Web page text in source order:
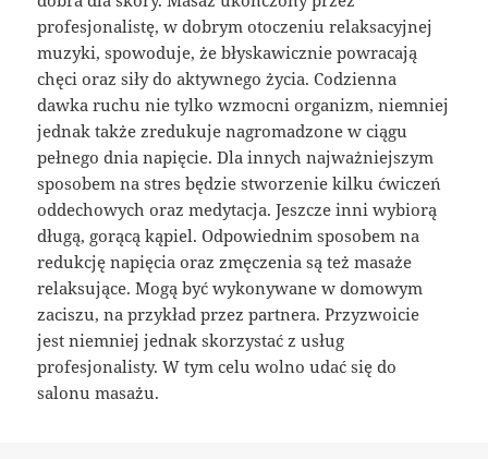
profesjonalistę, w dobrym otoczeniu relaksacyjnej
muzyki, spowoduje, że błyskawicznie powracają
chęci oraz siły do aktywnego życia. Codzienna
dawka ruchu nie tylko wzmocni organizm, niemniej
jednak także zredukuje nagromadzone w ciągu
pełnego dnia napięcie. Dla innych najważniejszym
sposobem na stres będzie stworzenie kilku ćwiczeń
oddechowych oraz medytacja. Jeszcze inni wybiorą
długą, gorącą kąpiel. Odpowiednim sposobem na
redukcję napięcia oraz zmęczenia są też masaże
relaksujące. Mogą być wykonywane w domowym
zaciszu, na przykład przez partnera. Przyzwoicie
jest niemniej jednak skorzystać z usług
profesjonalisty. W tym celu wolno udać się do
salonu masażu.